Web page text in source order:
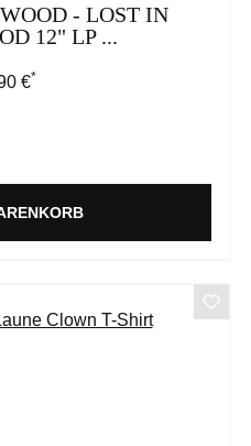
- LOST IN
12" LP ...
Preis:
€*